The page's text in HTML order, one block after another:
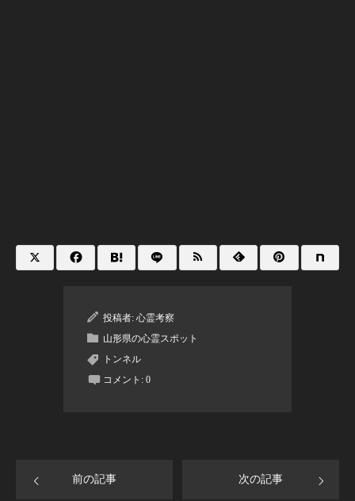
投稿者: 心霊考察
山形県の心霊スポット
トンネル
コメント: 0
前の記事 次の記事